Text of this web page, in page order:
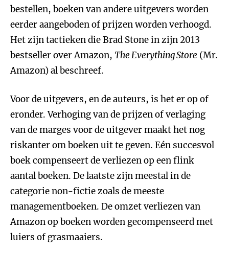
bestellen, boeken van andere uitgevers worden
eerder aangeboden of prijzen worden verhoogd.
Het zijn tactieken die Brad Stone in zijn 2013
bestseller over Amazon, The Everything Store (Mr.
Amazon) al beschreef.
Voor de uitgevers, en de auteurs, is het er op of
eronder. Verhoging van de prijzen of verlaging
van de marges voor de uitgever maakt het nog
riskanter om boeken uit te geven. Eén succesvol
boek compenseert de verliezen op een flink
aantal boeken. De laatste zijn meestal in de
categorie non-fictie zoals de meeste
managementboeken. De omzet verliezen van
Amazon op boeken worden gecompenseerd met
luiers of grasmaaiers.